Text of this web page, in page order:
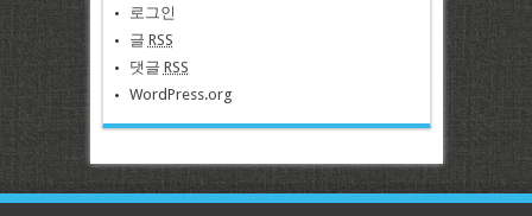
로그인
글 RSS
댓글 RSS
WordPress.org